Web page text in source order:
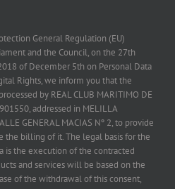
General Regulation (EU)
and the Council, on the 27th
of December 5th on Personal Data
Rights, we inform you that the
by REAL CLUB MARITIMO DE
addressed in MELILLA
GENERAL MACIAS Nº 2, to provide
the billing of it. The legal basis for the
is the execution of the contracted
and services will be based on the
of the withdrawal of this consent,